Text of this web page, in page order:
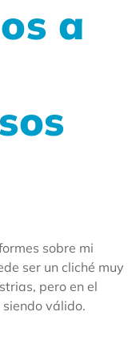
a
sobre mi
ser un cliché muy
pero en el
válido.